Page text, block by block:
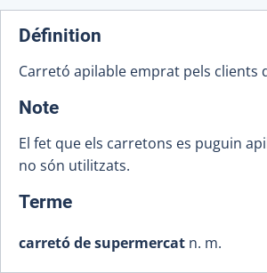
Définition
Carretó apilable emprat pels clients
Note:
El fet que els carretons es puguin
no són utilitzats.
Terme:
carretó de supermercat n. m.